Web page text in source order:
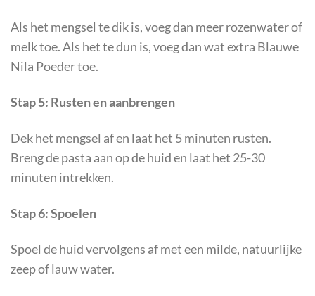
Als het mengsel te dik is, voeg dan meer rozenwater of
melk toe. Als het te dun is, voeg dan wat extra Blauwe
Nila Poeder toe.
Stap 5: Rusten en aanbrengen
Dek het mengsel af en laat het 5 minuten rusten.
Breng de pasta aan op de huid en laat het 25-30
minuten intrekken.
Stap 6: Spoelen
Spoel de huid vervolgens af met een milde, natuurlijke
zeep of lauw water.